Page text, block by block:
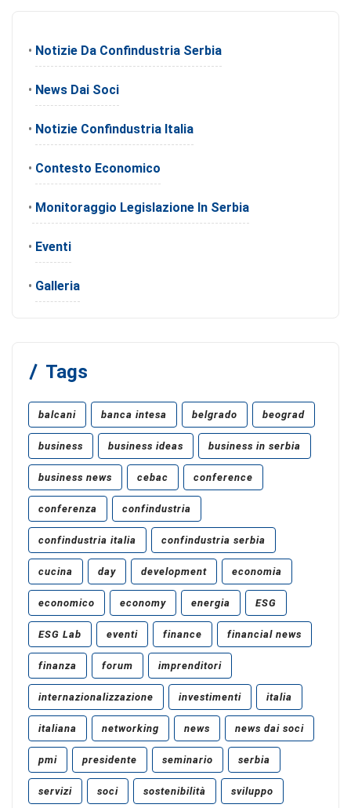
• Notizie Da Confindustria Serbia
• News Dai Soci
• Notizie Confindustria Italia
• Contesto Economico
• Monitoraggio Legislazione In Serbia
• Eventi
• Galleria
Tags
balcani banca intesa belgrado beograd
business business ideas business in serbia
business news cebac conference
conferenza confindustria
confindustria italia confindustria serbia
cucina day development economia
economico economy energia ESG
ESG Lab eventi finance financial news
finanza forum imprenditori
internazionalizzazione investimenti italia
italiana networking news news dai soci
pmi presidente seminario serbia
servizi soci sostenibilità sviluppo